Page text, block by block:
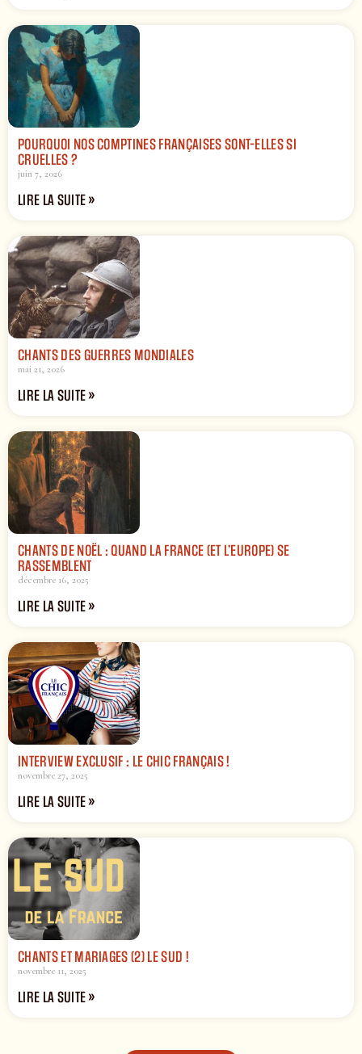
POURQUOI NOS COMPTINES FRANÇAISES SONT-ELLES SI
CRUELLES ?
juin 7, 2026
LIRE LA SUITE »
CHANTS DES GUERRES MONDIALES
mai 21, 2026
LIRE LA SUITE »
CHANTS DE NOËL : QUAND LA FRANCE (ET L’EUROPE) SE
RASSEMBLENT
décembre 16, 2025
LIRE LA SUITE »
INTERVIEW EXCLUSIF : LE CHIC FRANÇAIS !
novembre 27, 2025
LIRE LA SUITE »
CHANTS ET MARIAGES (2) LE SUD !
novembre 11, 2025
LIRE LA SUITE »